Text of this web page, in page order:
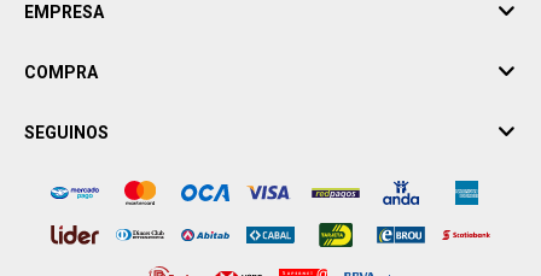
EMPRESA
COMPRA
SEGUINOS